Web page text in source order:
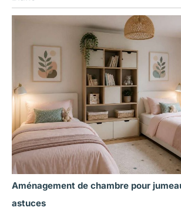
Aménagement de chambre pour
astuces